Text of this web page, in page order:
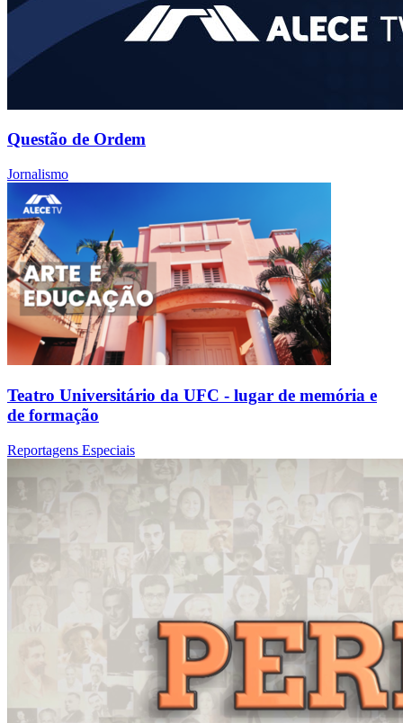
Questão de Ordem
Jornalismo
Teatro Universitário da UFC - lugar de memória e
de formação
Reportagens Especiais